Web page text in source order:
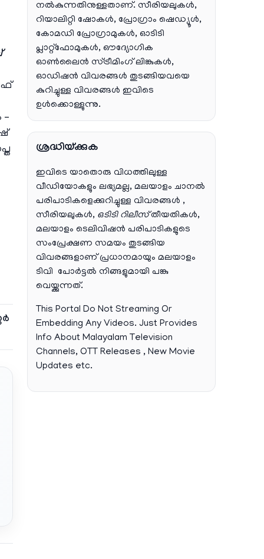
–
നൽകുന്നതിനുള്ളതാണ്. സീരിയലുകൾ,
റിയാലിറ്റി ഷോകൾ, പ്രോഗ്രാം ഷെഡ്യൂൾ,
കോമഡി പ്രോഗ്രാമുകൾ, ഓടിടി
പ്ലാറ്റ്‌ഫോമുകൾ, ഔദ്യോഗിക
ഓൺലൈൻ സ്ട്രീമിംഗ് ലിങ്കുകൾ,
ഓഡിഷൻ വിവരങ്ങൾ തുടങ്ങിയവയെ
കുറിച്ചുള്ള വിവരങ്ങൾ ഇവിടെ
ഉൾക്കൊള്ളുന്നു.
ശ്രദ്ധിയ്ക്കുക
ഇവിടെ യാതൊരു വിധത്തിലുള്ള
വീഡിയോകളും ലഭ്യമല്ല, മലയാളം ചാനല്‍
പരിപാടികളെക്കുറിച്ചുള്ള വിവരങ്ങള്‍ ,
സീരിയലുകള്‍, ഒടിടി റിലീസ്തീയതികള്‍,
മലയാളം ടെലിവിഷന്‍ പരിപാടികളുടെ
സംപ്രേക്ഷണ സമയം തുടങ്ങിയ
വിവരങ്ങളാണ് പ്രധാനമായും മലയാളം
ടിവി പോര്‍ട്ടല്‍ നിങ്ങളുമായി പങ്കു
വെയ്ക്കുന്നത്.
This Portal Do Not Streaming Or
Embedding Any Videos. Just Provides
Info About Malayalam Television
Channels, OTT Releases , New Movie
Updates etc.